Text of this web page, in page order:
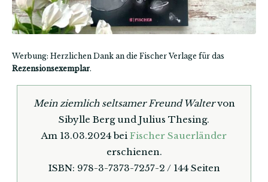
Werbung: Herzlichen Dank an die Fischer Verlage für das
Rezensionsexemplar.
Mein ziemlich seltsamer Freund Waltervon
Sibylle Berg und Julius Thesing.
Am 13.03.2024 bei Fischer Sauerländer
erschienen.
ISBN: 978-3-7373-7257-2 / 144 Seiten